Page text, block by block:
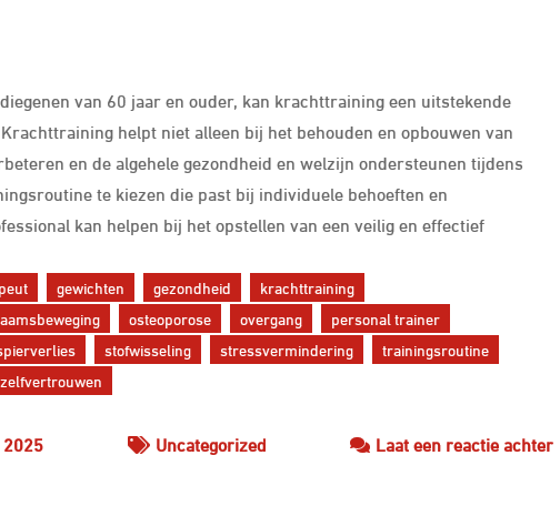
van 60 jaar en ouder, kan krachttraining een uitstekende
helpt niet alleen bij het behouden en opbouwen van
en de algehele gezondheid en welzijn ondersteunen tijdens
te kiezen die past bij individuele behoeften en
kan helpen bij het opstellen van een veilig en effectief
gewichten gezondheid
krachttraining
osteoporose overgang
personal trainer
stofwisseling stressvermindering
trainingsroutine
zelfvertrouwen
Uncategorized Laat een reactie achterop